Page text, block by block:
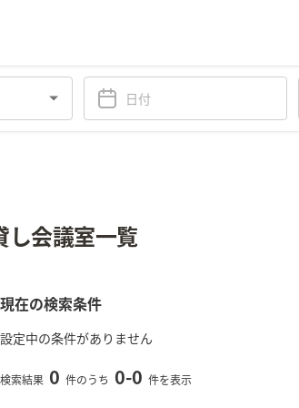
し会議室一覧
現在の検索条件
設定中の条件がありません
検索結果 0 件のうち 0-0 件を表示